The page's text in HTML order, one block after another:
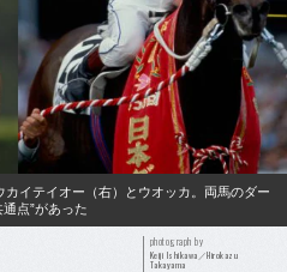
イテイオー（右）とウオッカ。両馬のダー
点”があった
photograph by
Keiji Ishikawa／Hirokazu
Takayama